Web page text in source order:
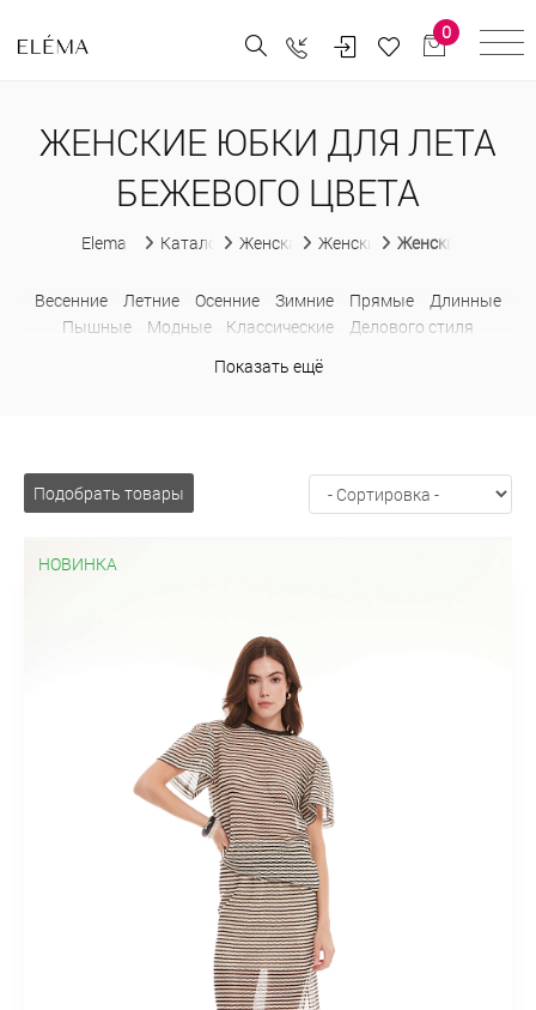
0
ЖЕНСКИЕ ЮБКИ ДЛЯ ЛЕТА
БЕЖЕВОГО ЦВЕТА
Elema Каталог Женская одеждаЖенские юбкиЖенские юбки
Весенние Летние Осенние Зимние Прямые
Длинные
Пышные
Модные Классические
Делового стиля
Из искусственной кожи
Шерстяные
Показать ещё
Подобрать товары
НОВИНКА